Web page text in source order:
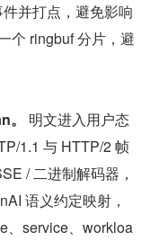
并打点，避免影响
个 ringbuf 分片，避
明文进入用户态
1.1 与 HTTP/2 帧
/ 二进制解码器，
语义约定映射，
、service、workloa